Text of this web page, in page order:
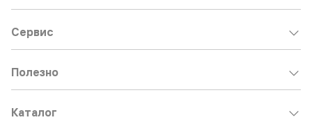
Сервис
Полезно
Каталог